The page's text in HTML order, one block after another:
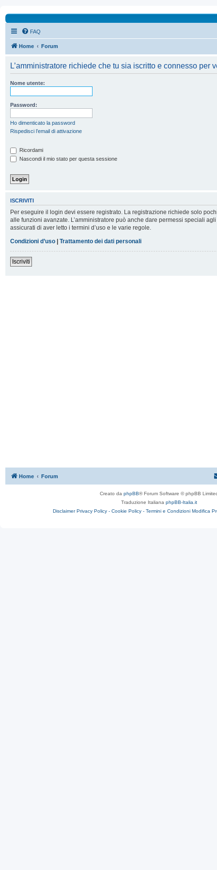
FAQ
Home Forum
L’amministratore richiede che tu sia iscritto e connesso per
Nome utente:
Password:
Ho dimenticato la password
Rispedisci l’email di attivazione
Ricordami
Nascondi il mio stato per questa sessione
ISCRIVITI
Per eseguire il login devi essere registrato. La registrazione richiede solo
alle funzioni avanzate. L’amministratore può anche dare permessi speciali
assicurati di aver letto i termini d’uso e le varie regole.
Condizioni d’uso | Trattamento dei dati personali
Iscriviti
Home Forum
Creato da phpBB® Forum Software © phpBB
Traduzione Italiana phpBB-Italia.it
Disclaimer Privacy Policy - Cookie Policy - Termini e Condizioni Modifica